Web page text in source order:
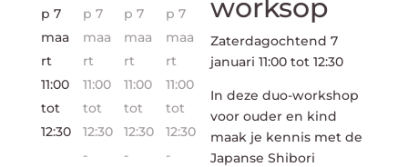
worksop
Zaterdagochtend 7
januari 11:00 tot 12:30
In deze duo-workshop
voor ouder en kind
maak je kennis met de
Japanse Shibori